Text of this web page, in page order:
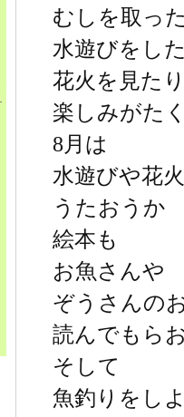
むしを取っ
水遊びをし
花火を見た
楽しみがた
8月は
水遊びや花
うたおうか
絵本も
お魚さんや
ぞうさんの
読んでもら
そして
魚釣りをし